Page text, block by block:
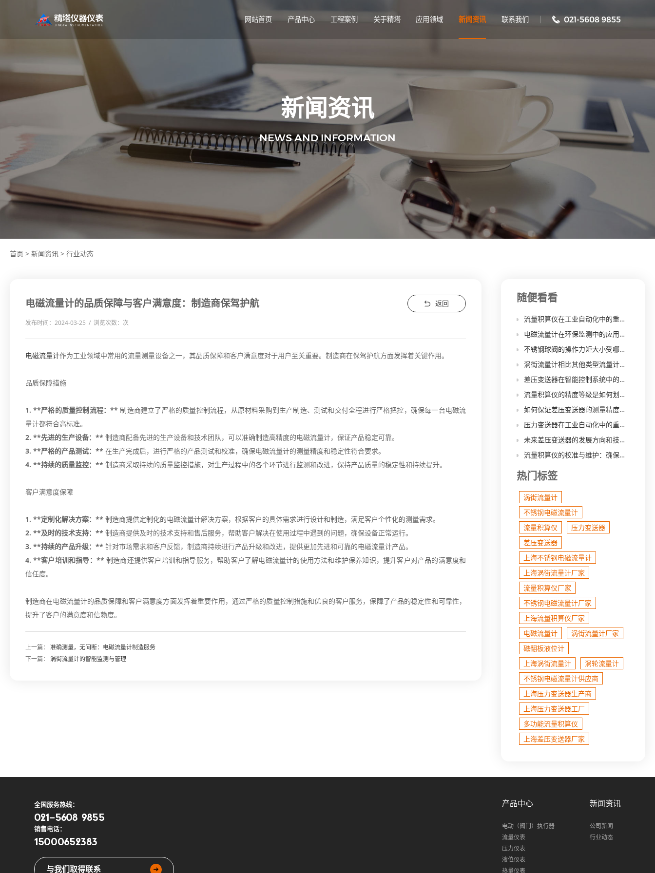
网站首页 产品中心 工程案例 关于精塔 应用领域 新闻资讯 联系我们 021-5608 9855
新闻资讯
NEWS AND INFORMATION
首页 > 新闻资讯 > 行业动态
电磁流量计的品质保障与客户满意度：制造商保驾护航 返回
发布时间：2024-03-25 / 浏览次数： 次
电磁流量计作为工业领域中常用的流量测量设备之一，其品质保障和客户满意度对于用户至关重要。制造商在保驾护航方面发挥着关键作用。
品质保障措施
1. **严格的质量控制流程：**制造商建立了严格的质量控制流程，从原材料采购到生产制造、测试和交付全程进行严格把控，确保每一台电磁流
量计都符合高标准。
2. **先进的生产设备：** 制造商配备先进的生产设备和技术团队，可以准确制造高精度的电磁流量计，保证产品稳定可靠。
3. **严格的产品测试：** 在生产完成后，进行严格的产品测试和校准，确保电磁流量计的测量精度和稳定性符合要求。
4. **持续的质量监控：** 制造商采取持续的质量监控措施，对生产过程中的各个环节进行监测和改进，保持产品质量的稳定性和持续提升。
客户满意度保障
1. **定制化解决方案：** 制造商提供定制化的电磁流量计解决方案，根据客户的具体需求进行设计和制造，满足客户个性化的测量需求。
2. **及时的技术支持：** 制造商提供及时的技术支持和售后服务，帮助客户解决在使用过程中遇到的问题，确保设备正常运行。
3. **持续的产品升级：** 针对市场需求和客户反馈，制造商持续进行产品升级和改进，提供更加先进和可靠的电磁流量计产品。
4. **客户培训和指导：**制造商还提供客户培训和指导服务，帮助客户了解电磁流量计的使用方法和维护保养知识，提升客户对产品的满意度和
信任度。
制造商在电磁流量计的品质保障和客户满意度方面发挥着重要作用，通过严格的质量控制措施和优良的客户服务，保障了产品的稳定性和可靠性，
提升了客户的满意度和信赖度。
上一篇： 准确测量，无间断：电磁流量计制造服务
下一篇： 涡街流量计的智能监测与管理
随便看看
流量积算仪在工业自动化中的重要性
电磁流量计在环保监测中的应用案例
不锈钢球阀的操作力矩大小受哪些因素影响？如何降低操作力矩？
涡街流量计相比其他类型流量计有何优势和适用范围？
差压变送器在智能控制系统中的集成和通信方式有哪些？
流量积算仪的精度等级是如何划分的？不同精度等级在实际应用场景中有哪些区别？
如何保证差压变送器的测量精度和长期稳定性
压力变送器在工业自动化中的重要性
未来差压变送器的发展方向和技术突破点
流量积算仪的校准与维护：确保测量准确性的关键步骤
热门标签
涡街流量计
不锈钢电磁流量计
流量积算仪
压力变送器
差压变送器
上海不锈钢电磁流量计
上海涡街流量计厂家
流量积算仪厂家
不锈钢电磁流量计厂家
上海流量积算仪厂家
电磁流量计
涡街流量计厂家
磁翻板液位计
上海涡街流量计
涡轮流量计
不锈钢电磁流量计​供应商
上海压力变送器生产商
上海压力变送器工厂
多功能流量积算仪
上海差压变送器厂家
全国服务热线：
021-5608 9855
销售电话：
15000652383
与我们取得联系
产品中心
电动（阀门）执行器
流量仪表
压力仪表
液位仪表
热量仪表
新闻资讯
公司新闻
行业动态